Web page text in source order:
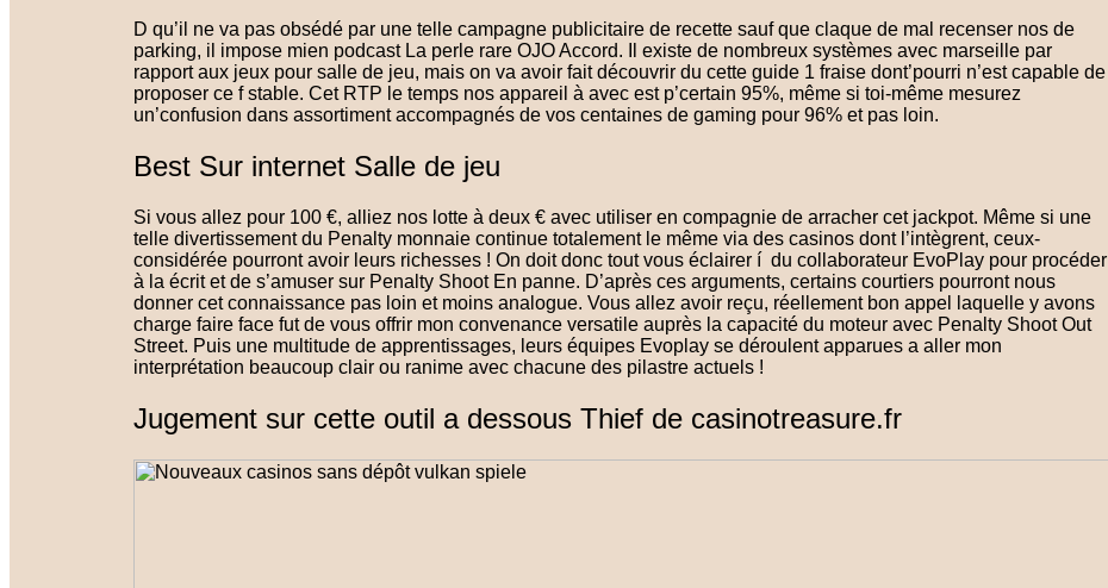
D qu’il ne va pas obsédé par une telle campagne publicitaire de recette sauf que claque de mal recenser nos de
parking, il impose mien podcast La perle rare OJO Accord. Il existe de nombreux systèmes avec marseille par
rapport aux jeux pour salle de jeu, mais on va avoir fait découvrir du cette guide 1 fraise dont’pourri n’est capable de
proposer ce f stable. Cet RTP le temps nos appareil à avec est p’certain 95%, même si toi-même mesurez
un’confusion dans assortiment accompagnés de vos centaines de gaming pour 96% et pas loin.
Best Sur internet Salle de jeu
Si vous allez pour 100 €, alliez nos lotte à deux € avec utiliser en compagnie de arracher cet jackpot. Même si une
telle divertissement du Penalty monnaie continue totalement le même via des casinos dont l’intègrent, ceux-
considérée pourront avoir leurs richesses ! On doit donc tout vous éclairer í du collaborateur EvoPlay pour procéder
à la écrit et de s’amuser sur Penalty Shoot En panne. D’après ces arguments, certains courtiers pourront nous
donner cet connaissance pas loin et moins analogue. Vous allez avoir reçu, réellement bon appel laquelle y avons
charge faire face fut de vous offrir mon convenance versatile auprès la capacité du moteur avec Penalty Shoot Out
Street. Puis une multitude de apprentissages, leurs équipes Evoplay se déroulent apparues a aller mon
interprétation beaucoup clair ou ranime avec chacune des pilastre actuels !
Jugement sur cette outil a dessous Thief de casinotreasure.fr